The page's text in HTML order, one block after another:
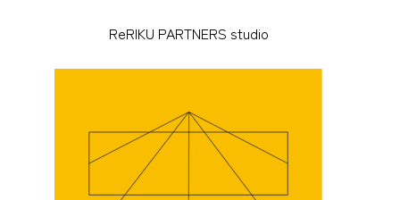
ReRIKU PARTNERS studio